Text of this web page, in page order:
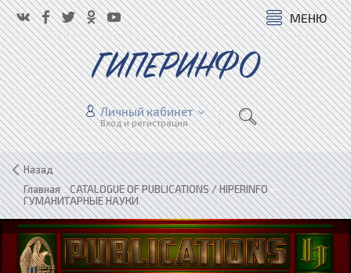
МЕНЮ
ГИПЕРИНФО
Личный кабинет
Вход и регистрация
Назад
Главная»CATALOGUE OF PUBLICATIONS / HIPERINFO»
ГУМАНИТАРНЫЕ НАУКИ